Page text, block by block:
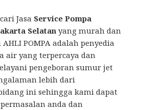
Jasa Service Pompa
Selatanyang murah dan
POMPA adalah penyedia
air yang terpercaya dan
pengeboran sumur jet
lebih dari
ini sehingga kami dapat
anda dan